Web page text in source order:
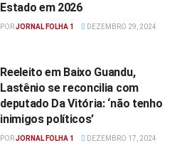
Estado em 2026
PORJORNAL FOLHA 1 DEZEMBRO 29, 2024
Reeleito em Baixo Guandu,
Lastênio se reconcilia com
deputado Da Vitória: ‘não tenho
inimigos políticos’
PORJORNAL FOLHA 1 DEZEMBRO 17, 2024